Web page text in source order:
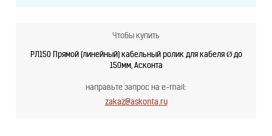
Чтобы купить
РЛ150 Прямой (линейный) кабельный ролик для кабеля Ø до
150мм, Асконта
направьте запрос на e-mail:
zakaz@askonta.ru